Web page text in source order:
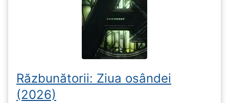
Răzbunătorii: Ziua osândei
(2026)